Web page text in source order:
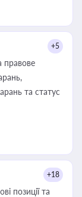
+5
правове
та статус
+18
позиції та